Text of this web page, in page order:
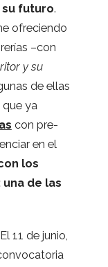
su futuro.
ofre­ciendo
–con
y su
de ellas
que ya
con pre­
en el
los
de las
11 de junio,